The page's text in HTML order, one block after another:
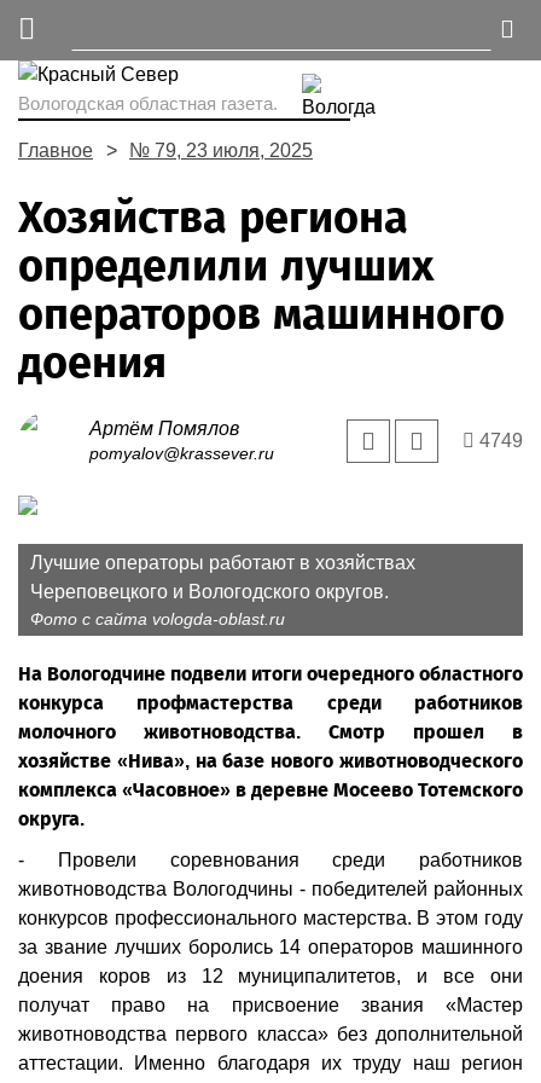
Вологодская областная газета.
Главное № 79, 23 июля, 2025
Хозяйства региона
определили лучших
операторов машинного
доения
Артём Помялов
pomyalov@krassever.ru
4749
Лучшие операторы работают в хозяйствах
Череповецкого и Вологодского округов.
Фото с сайта vologda-oblast.ru
На Вологодчине подвели итоги очередного областного
конкурса профмастерства среди работников
молочного животноводства. Смотр прошел в
хозяйстве «Нива», на базе нового животноводческого
комплекса «Часовное» в деревне Мосеево Тотемского
округа.
- Провели соревнования среди работников
животноводства Вологодчины - победителей районных
конкурсов профессионального мастерства. В этом году
за звание лучших боролись 14 операторов машинного
доения коров из 12 муниципалитетов, и все они
получат право на присвоение звания «Мастер
животноводства первого класса» без дополнительной
аттестации. Именно благодаря их труду наш регион